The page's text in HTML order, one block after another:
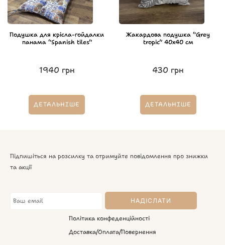
Подушка для крісла-гойдалки
панама “Spanish tiles”
1940 грн
ДЕТАЛЬНІШЕ
Жакардова подушка “Grey
tropic” 40х40 см
430 грн
ДЕТАЛЬНІШЕ
Підпишіться на розсилку та отримуйте повідомлення про знижки
та акції
Політика конфеденційності
Доставка/Оплата/Повернення